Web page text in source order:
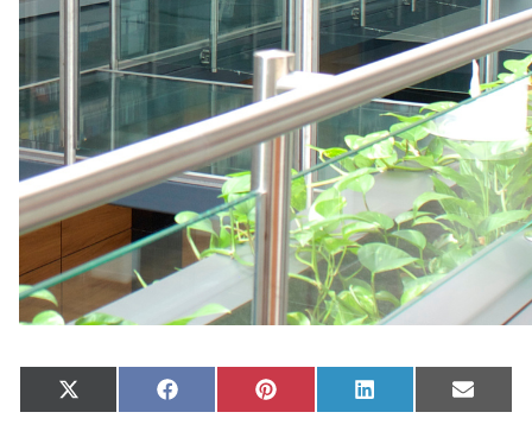
Compartir
en
X
(Twitter)
Compartir
en
FacebookCompartir
en
PinterestCompartir
en
LinkedIn
en
Email